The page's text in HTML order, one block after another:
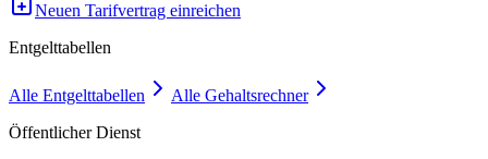
Neuen Tarifvertrag einreichen
Entgelttabellen
Alle Entgelttabellen
Alle Gehaltsrechner
Öffentlicher Dienst